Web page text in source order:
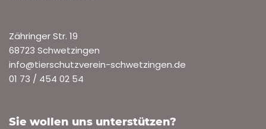
Zähringer Str. 19
68723 Schwetzingen
info@tierschutzverein-schwetzingen.de
01 73 / 454 02 54
Sie wollen uns unterstützen?